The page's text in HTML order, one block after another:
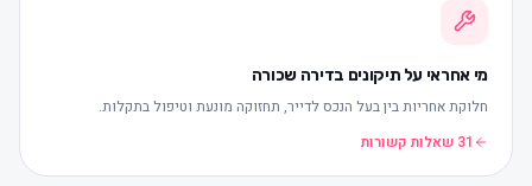
מי אחראי על תיקונים בדירה שכורה
חלוקת אחריות בין בעל הנכס לדייר, תחזוקה מונעת וטיפול בתקלות.
31 שאלות קשורות